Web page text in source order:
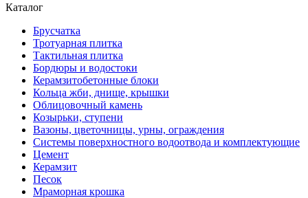
Каталог
Брусчатка
Тротуарная плитка
Тактильная плитка
Бордюры и водостоки
Керамзитобетонные блоки
Кольца жби, днище, крышки
Облицовочный камень
Козырьки, ступени
Вазоны, цветочницы, урны, ограждения
Системы поверхностного водоотвода и комплектующие
Цемент
Керамзит
Песок
Мраморная крошка